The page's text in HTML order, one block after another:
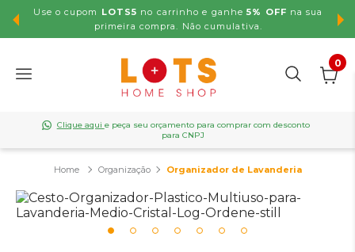
Use o cupom LOTS5 no carrinho e ganhe5% OFF na sua
primeira compra. Não cumulativa.
0
Clique aqui e peça seu orçamento para comprar com desconto
para CNPJ
Organização Organizador de Lavanderia